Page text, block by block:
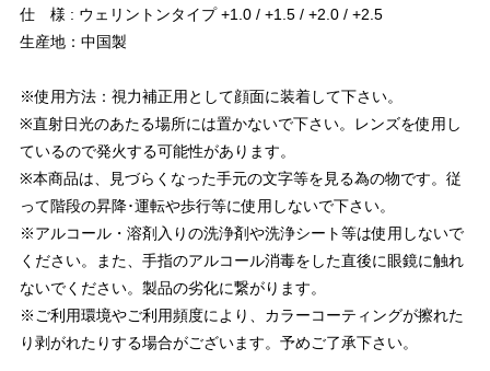
仕 様 : ウェリントンタイプ +1.0 / +1.5 / +2.0 / +2.5
生産地：中国製
※使用方法：視力補正用として顔面に装着して下さい。
※直射日光のあたる場所には置かないで下さい。レンズを使用し
ているので発火する可能性があります。
※本商品は、見づらくなった手元の文字等を見る為の物です。従
って階段の昇降･運転や歩行等に使用しないで下さい。
※アルコール・溶剤入りの洗浄剤や洗浄シート等は使用しないで
ください。また、手指のアルコール消毒をした直後に眼鏡に触れ
ないでください。製品の劣化に繋がります。
※ご利用環境やご利用頻度により、カラーコーティングが擦れた
り剥がれたりする場合がございます。予めご了承下さい。